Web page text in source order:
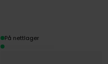
På nettlager